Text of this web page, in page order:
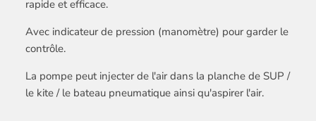
rapide et efficace.
Avec indicateur de pression (manomètre) pour garder le
contrôle.
La pompe peut injecter de l'air dans la planche de SUP /
le kite / le bateau pneumatique ainsi qu'aspirer l'air.